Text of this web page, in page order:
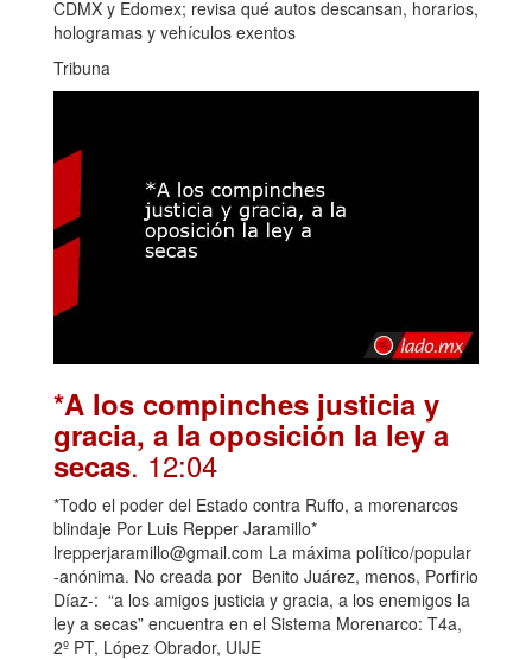
CDMX y Edomex; revisa qué autos descansan, horarios,
hologramas y vehículos exentos
Tribuna
*A los compinches justicia y
gracia, a la oposición la ley a
secas. 12:04
*Todo el poder del Estado contra Ruffo, a morenarcos
blindaje Por Luis Repper Jaramillo*
lrepperjaramillo@gmail.com La máxima político/popular
-anónima. No creada por Benito Juárez, menos, Porfirio
Díaz-: “a los amigos justicia y gracia, a los enemigos la
ley a secas” encuentra en el Sistema Morenarco: T4a,
2º PT, López Obrador, UIJE